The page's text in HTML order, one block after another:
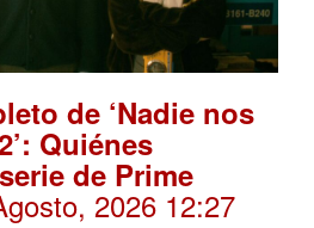
de ‘Nadie nos
Quiénes
de Prime
2026 12:27